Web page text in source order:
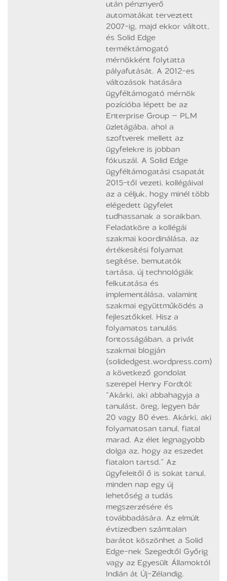
után pénznyerő
automatákat terveztett
2007-ig, majd ekkor váltott,
és Solid Edge
terméktámogató
mérnökként folytatta
pályafutását. A 2012-es
változások hatására
ügyféltámogató mérnök
pozícióba lépett be az
Enterprise Group – PLM
üzletágába, ahol a
szoftverek mellett az
ügyfelekre is jobban
fókuszál. A Solid Edge
ügyféltámogatási csapatát
2015-től vezeti, kollégáival
az a céljuk, hogy minél több
elégedett ügyfelet
tudhassanak a soraikban.
Feladatköre a kollégái
szakmai koordinálása, az
értékesítési folyamat
segítése, bemutatók
tartása, új technológiák
felkutatása és
implementálása, valamint
szakmai együttműködés a
fejlesztőkkel. Hisz a
folyamatos tanulás
fontosságában, a privát
szakmai blogján
(solidedgest.wordpress.com)
a következő gondolat
szerepel Henry Fordtól:
“Akárki, aki abbahagyja a
tanulást, öreg, legyen bár
20 vagy 80 éves. Akárki, aki
folyamatosan tanul, fiatal
marad. Az élet legnagyobb
dolga az, hogy az eszedet
fiatalon tartsd.” Az
ügyfeleitől ő is sokat tanul,
minden nap egy új
lehetőség a tudás
megszerzésére és
továbbadására. Az elmúlt
évtizedben számtalan
barátot köszönhet a Solid
Edge-nek Szegedtől Győrig
vagy az Egyesült Államoktól
Indián át Új-Zélandig.